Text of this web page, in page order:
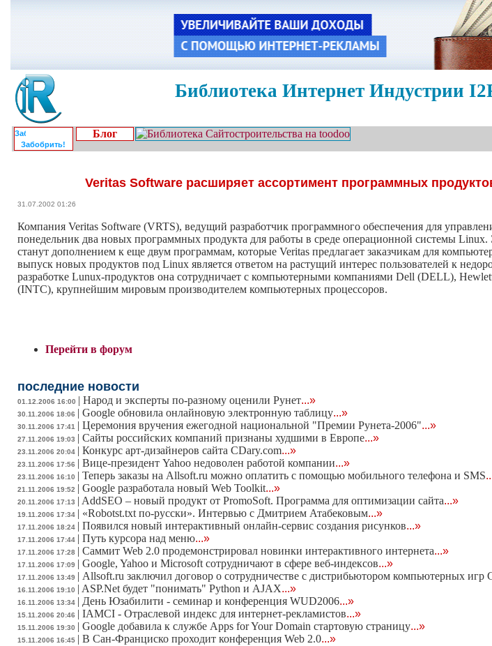
Библиотека Интернет Индустрии
Забобрить!
Блог
Veritas Software расширяет ассортимент программных
31.07.2002 01:26
Компания Veritas Software (VRTS), ведущий разработчик программного обеспечения для
понедельник два новых программных продукта для работы в среде операционной системы
станут дополнением к еще двум программам, которые Veritas предлагает заказчикам для
выпуск новых продуктов под Linux является ответом на растущий интерес пользователей к
разработке Lunux-продуктов она сотрудничает с компьютерными компаниями Dell (DELL),
(INTC), крупнейшим мировым производителем компьютерных процессоров.
Перейти в форум
последние новости
01.12.2006 16:00 | Народ и эксперты по-разному оценили Рунет...»
30.11.2006 18:06 | Google обновила онлайновую электронную таблицу...»
30.11.2006 17:41 | Церемония вручения ежегодной национальной "Премии Рунета-2006"...»
27.11.2006 19:03 | Сайты российских компаний признаны худшими в Европе...»
23.11.2006 20:04 | Конкурс арт-дизайнеров сайта CDary.com...»
23.11.2006 17:56 | Вице-президент Yahoo недоволен работой компании...»
23.11.2006 16:10 | Теперь заказы на Allsoft.ru можно оплатить с помощью мобильного телефона и SMS
21.11.2006 19:52 | Google разработала новый Web Toolkit...»
20.11.2006 17:13 | AddSEO – новый продукт от PromoSoft. Программа для оптимизации сайта...»
19.11.2006 17:34 | «Robotst.txt по-русски». Интервью с Дмитрием Атабековым...»
17.11.2006 18:24 | Появился новый интерактивный онлайн-сервис создания рисунков...»
17.11.2006 17:44 | Путь курсора над меню...»
17.11.2006 17:28 | Саммит Web 2.0 продемонстрировал новинки интерактивного интернета...»
17.11.2006 17:09 | Google, Yahoo и Microsoft сотрудничают в сфере веб-индексов...»
17.11.2006 13:49 | Allsoft.ru заключил договор о сотрудничестве с дистрибьютором компьютерных игр
16.11.2006 19:10 | ASP.Net будет "понимать" Python и AJAX...»
16.11.2006 13:34 | День Юзабилити - семинар и конференция WUD2006...»
15.11.2006 20:46 | IAMCI - Отраслевой индекс для интернет-рекламистов...»
15.11.2006 19:30 | Google добавила к службе Apps for Your Domain стартовую страницу...»
15.11.2006 16:45 | В Сан-Франциско проходит конференция Web 2.0...»